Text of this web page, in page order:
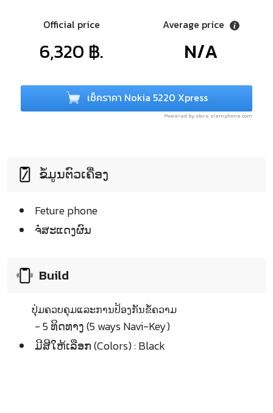
Official price
6,320 ฿.
Average price
N/A
เช็คราคา Nokia 5220 Xpress
Powered by store.siamphone.com
ຂໍ້ມູນຕົວເຄື່ອງ
Feture phone
ຈໍໍສະແດງຜົນ
Build
ປຸ່ມຄວບຄຸມແລະການປ້ອງກັນຂໍ້ຄວາມ
- 5 ທິດທາງ (5 ways Navi-Key)
ມີສີໃຫ້ເລືອກ (Colors) : Black